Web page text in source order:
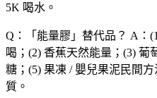
5K 喝水。
Q：「 能量膠 」替代品？ A：
喝；(2) 香蕉天然能量；(3) 葡
糖；(5) 果凍 / 嬰兒果泥民間
質。